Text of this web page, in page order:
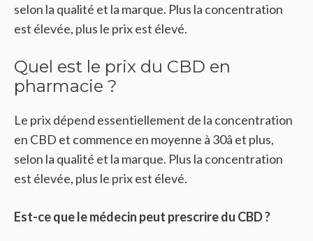
selon la qualité et la marque. Plus la concentration
est élevée, plus le prix est élevé.
Quel est le prix du CBD en
pharmacie ?
Le prix dépend essentiellement de la concentration
en CBD et commence en moyenne à 30â et plus,
selon la qualité et la marque. Plus la concentration
est élevée, plus le prix est élevé.
Est-ce que le médecin peut prescrire du CBD ?